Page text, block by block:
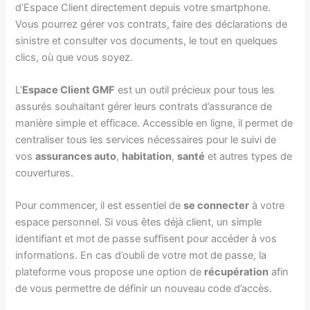
d’Espace Client directement depuis votre smartphone.
Vous pourrez gérer vos contrats, faire des déclarations de
sinistre et consulter vos documents, le tout en quelques
clics, où que vous soyez.
L’Espace Client GMF est un outil précieux pour tous les
assurés souhaitant gérer leurs contrats d’assurance de
manière simple et efficace. Accessible en ligne, il permet de
centraliser tous les services nécessaires pour le suivi de
vosassurances auto, habitation,santé et autres types de
couvertures.
Pour commencer, il est essentiel dese connecter à votre
espace personnel. Si vous êtes déjà client, un simple
identifiant et mot de passe suffisent pour accéder à vos
informations. En cas d’oubli de votre mot de passe, la
plateforme vous propose une option de récupération afin
de vous permettre de définir un nouveau code d’accès.